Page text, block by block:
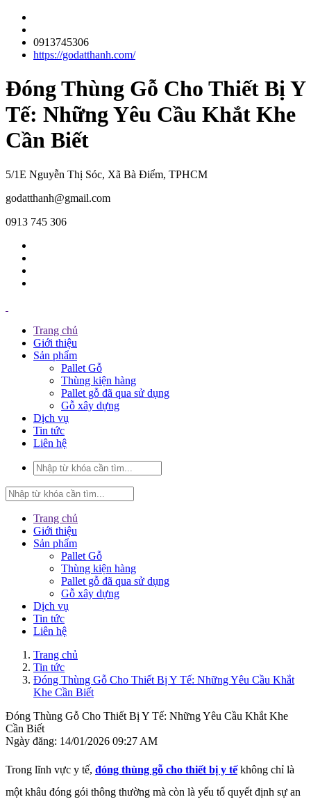
0913745306
https://godatthanh.com/
Đóng Thùng Gỗ Cho Thiết Bị Y
Tế: Những Yêu Cầu Khắt Khe
Cần Biết
5/1E Nguyễn Thị Sóc, Xã Bà Điểm, TPHCM
godatthanh@gmail.com
0913 745 306
Trang chủ
Giới thiệu
Sản phẩm
Pallet Gỗ
Thùng kiện hàng
Pallet gỗ đã qua sử dụng
Gỗ xây dựng
Dịch vụ
Tin tức
Liên hệ
Trang chủ
Giới thiệu
Sản phẩm
Pallet Gỗ
Thùng kiện hàng
Pallet gỗ đã qua sử dụng
Gỗ xây dựng
Dịch vụ
Tin tức
Liên hệ
Trang chủ
Tin tức
Đóng Thùng Gỗ Cho Thiết Bị Y Tế: Những Yêu Cầu Khắt
Khe Cần Biết
Đóng Thùng Gỗ Cho Thiết Bị Y Tế: Những Yêu Cầu Khắt Khe
Cần Biết
Ngày đăng: 14/01/2026 09:27 AM
Trong lĩnh vực y tế, đóng thùng gỗ cho thiết bị y tếkhông chỉ là
một khâu đóng gói thông thường mà còn là yếu tố quyết định sự an